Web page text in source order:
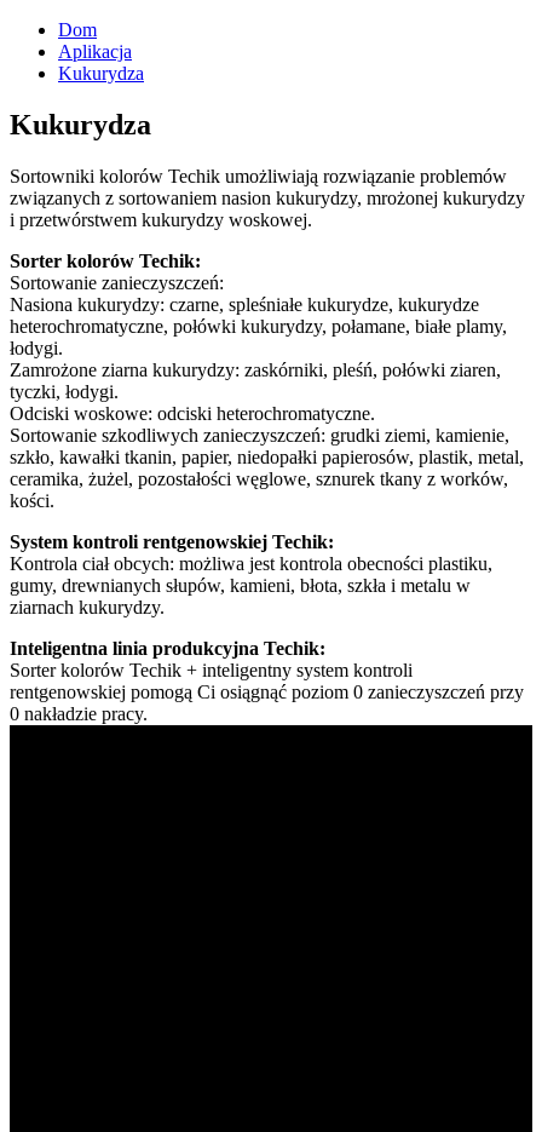
Dom
Aplikacja
Kukurydza
Kukurydza
Sortowniki kolorów Techik umożliwiają rozwiązanie problemów
związanych z sortowaniem nasion kukurydzy, mrożonej kukurydzy
i przetwórstwem kukurydzy woskowej.
Sorter kolorów Techik:
Sortowanie zanieczyszczeń:
Nasiona kukurydzy: czarne, spleśniałe kukurydze, kukurydze
heterochromatyczne, połówki kukurydzy, połamane, białe plamy,
łodygi.
Zamrożone ziarna kukurydzy: zaskórniki, pleśń, połówki ziaren,
tyczki, łodygi.
Odciski woskowe: odciski heterochromatyczne.
Sortowanie szkodliwych zanieczyszczeń: grudki ziemi, kamienie,
szkło, kawałki tkanin, papier, niedopałki papierosów, plastik, metal,
ceramika, żużel, pozostałości węglowe, sznurek tkany z worków,
kości.
System kontroli rentgenowskiej Techik:
Kontrola ciał obcych: możliwa jest kontrola obecności plastiku,
gumy, drewnianych słupów, kamieni, błota, szkła i metalu w
ziarnach kukurydzy.
Inteligentna linia produkcyjna Techik:
Sorter kolorów Techik + inteligentny system kontroli
rentgenowskiej pomogą Ci osiągnąć poziom 0 zanieczyszczeń przy
0 nakładzie pracy.